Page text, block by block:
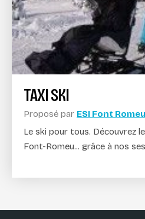
TAXI SKI
Proposé par ESI Font Romeu
Le ski pour tous. Découvrez
Font-Romeu... grâce à nos